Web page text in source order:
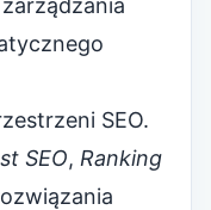
SEO.
SEO, Ranking